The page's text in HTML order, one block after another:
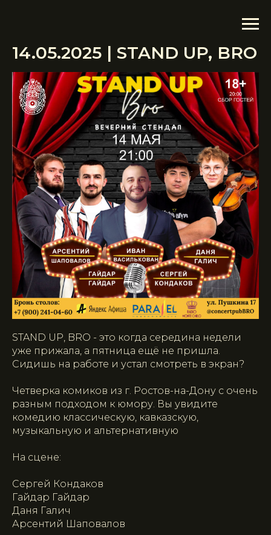
14.05.2025 | STAND UP, BRO
STAND UP, BRO - это когда середина недели
уже прижала, а пятница ещё не пришла.
Сидишь на работе и устал смотреть в экран?
Четверка комиков из г. Ростов-на-Дону с очень
разным подходом к юмору. Вы увидите
комедию классическую, кавказскую,
музыкальную и альтернативную
На сцене:
Сергей Кондаков
Гайдар Гайдар
Даня Галич
Арсентий Шаповалов